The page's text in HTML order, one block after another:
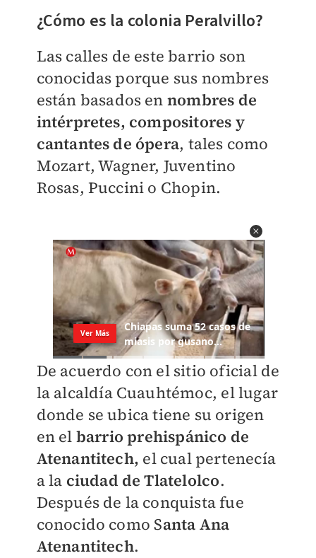
¿Cómo es la colonia Peralvillo?
Las calles de este barrio son
conocidas porque sus nombres
están basados en nombres de
intérpretes, compositores y
cantantes de ópera, tales como
Mozart, Wagner, Juventino
Rosas, Puccini o Chopin.
De acuerdo con el sitio oficial de
la alcaldía Cuauhtémoc, el lugar
donde se ubica tiene su origen
en el barrio prehispánico de
Atenantitech, el cual pertenecía
a la ciudad de Tlatelolco.
Después de la conquista fue
conocido como Santa Ana
Atenantitech.